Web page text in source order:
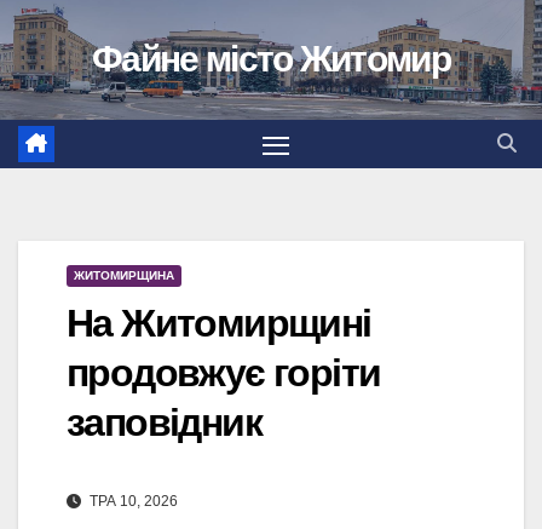
Перейти
до
вмісту
Файне місто Житомир
ЖИТОМИРЩИНА
На Житомирщині
продовжує горіти
заповідник
ТРА 10, 2026